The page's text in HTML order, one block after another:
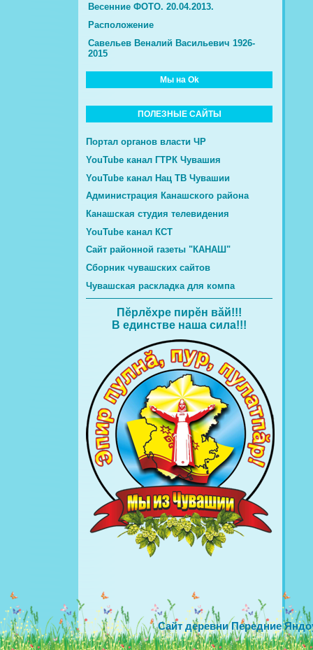
Весенние ФОТО. 20.04.2013.
Расположение
Савельев Веналий Васильевич 1926-
2015
Мы на Ok
ПОЛЕЗНЫЕ САЙТЫ
Портал органов власти ЧР
YouTube канал ГТРК Чувашия
YouTube канал Нац ТВ Чувашии
Администрация Канашского района
Канашская студия телевидения
YouTube канал КСТ
Сайт районной газеты "КАНАШ"
Сборник чувашских сайтов
Чувашская раскладка для компа
Пĕрлĕхре пирĕн вăй!!!
В единстве наша сила!!!
Сайт деревни Передние